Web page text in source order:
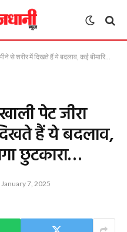
में दिखते हैं ये बदलाव, कई बीमारियों से मिलेगा छुटकारा…
पेट जीरा
हैं ये बदलाव,
छुटकारा…
January 7, 2025